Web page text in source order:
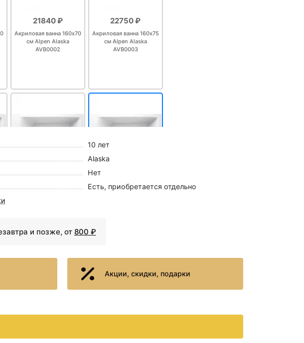
21840 ₽
Акриловая ванна 160х70
см Alpen Alaska
AVB0002
22750 ₽
Акриловая ванна 160х75
см Alpen Alaska
AVB0003
25025 ₽
Акриловая ванна 180х80
10 лет
Alaska
Нет
Есть, приобретается отдельно
и позже, от 800 ₽
Акции, скидки, подарки